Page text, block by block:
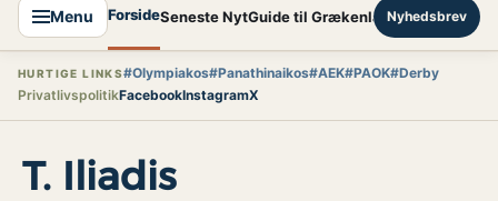
Menu ForsideSeneste NytGuide til GrækenlandSuper League
Nyhedsbrev
HURTIGE LINKS#Olympiakos#Panathinaikos#AEK#PAOK#Derby
PrivatlivspolitikFacebookInstagramX
T. Iliadis